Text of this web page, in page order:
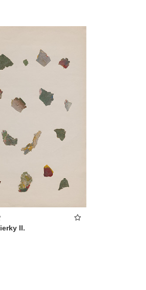
II.